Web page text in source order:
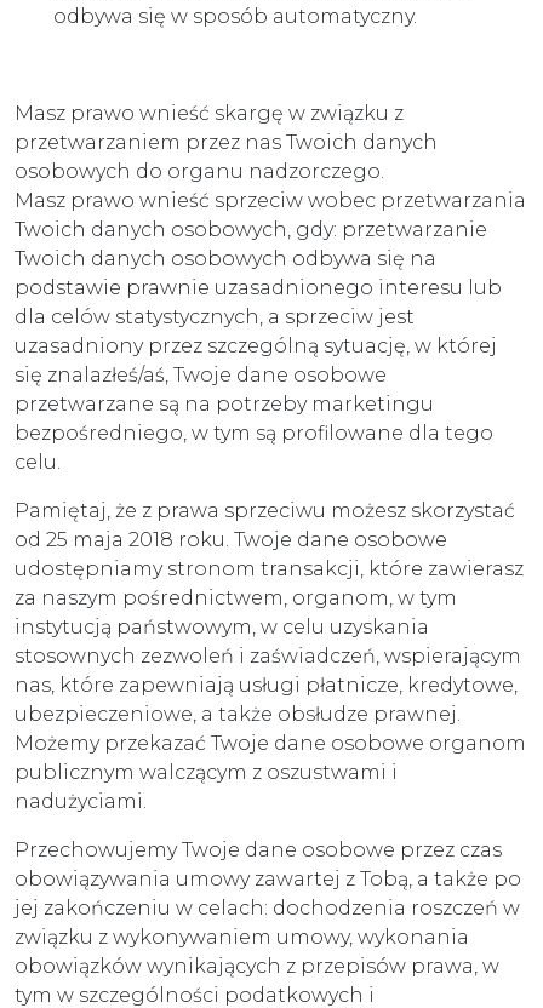
odbywa się w sposób automatyczny.
Masz prawo wnieść skargę w związku z
przetwarzaniem przez nas Twoich danych
osobowych do organu nadzorczego.
Masz prawo wnieść sprzeciw wobec przetwarzania
Twoich danych osobowych, gdy: przetwarzanie
Twoich danych osobowych odbywa się na
podstawie prawnie uzasadnionego interesu lub
dla celów statystycznych, a sprzeciw jest
uzasadniony przez szczególną sytuację, w której
się znalazłeś/aś, Twoje dane osobowe
przetwarzane są na potrzeby marketingu
bezpośredniego, w tym są profilowane dla tego
celu.
Pamiętaj, że z prawa sprzeciwu możesz skorzystać
od 25 maja 2018 roku. Twoje dane osobowe
udostępniamy stronom transakcji, które zawierasz
za naszym pośrednictwem, organom, w tym
instytucją państwowym, w celu uzyskania
stosownych zezwoleń i zaświadczeń, wspierającym
nas, które zapewniają usługi płatnicze, kredytowe,
ubezpieczeniowe, a także obsłudze prawnej.
Możemy przekazać Twoje dane osobowe organom
publicznym walczącym z oszustwami i
nadużyciami.
Przechowujemy Twoje dane osobowe przez czas
obowiązywania umowy zawartej z Tobą, a także po
jej zakończeniu w celach: dochodzenia roszczeń w
związku z wykonywaniem umowy, wykonania
obowiązków wynikających z przepisów prawa, w
tym w szczególności podatkowych i